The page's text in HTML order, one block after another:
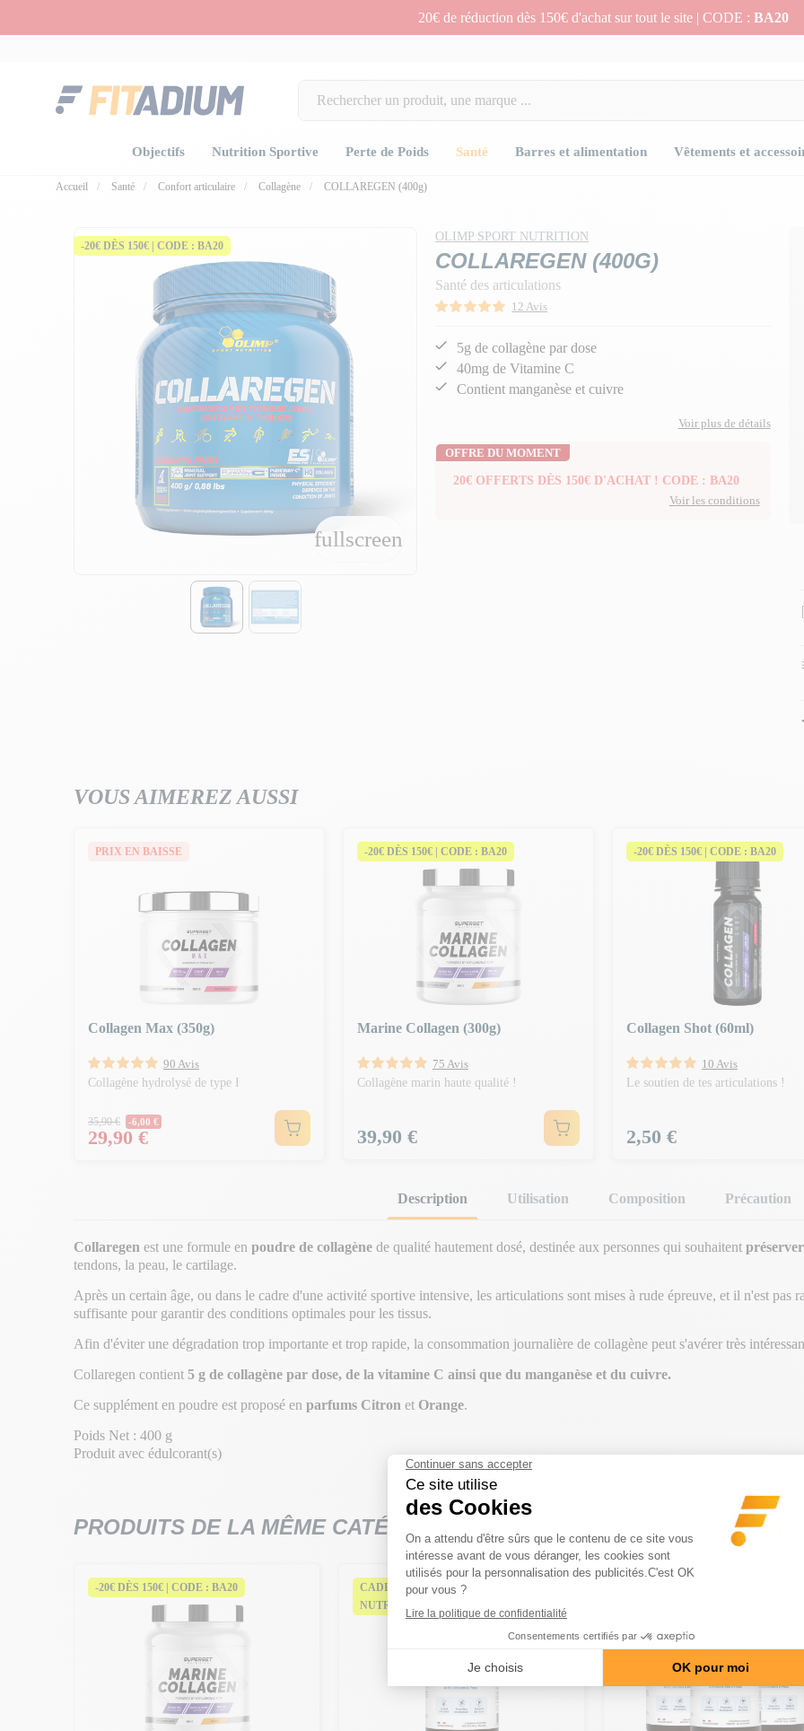
20€ de réduction dès 150€ d'achat sur tout le site | CODE : BA20
Objectifs Nutrition Sportive Perte de Poids Santé Barres et alimentation Vêtements et
Accueil Santé Confort articulaire Collagène COLLAREGEN (400g)
-20€ DÈS 150€ | CODE : BA20
fullscreen
fullscreen
OLIMP SPORT NUTRITION
COLLAREGEN (400G)
Santé des articulations
12 Avis
5g de collagène par dose
40mg de Vitamine C
Contient manganèse et cuivre
Voir plus de détails
OFFRE DU MOMENT
20€ OFFERTS DÈS 150€ D'ACHAT ! CODE : BA20
Voir les conditions
VOUS AIMEREZ AUSSI
PRIX EN BAISSE
Collagen Max (350g)
90 Avis
Collagène hydrolysé de type I
Prix Normal
35,90 € -6,00 €
Prix
29,90 €
-20€ DÈS 150€ | CODE : BA20
Marine Collagen (300g)
75 Avis
Collagène marin haute qualité !
Prix
39,90 €
-20€ DÈS 150€ | CODE : BA20
Collagen Shot (60ml)
10 Avis
Le soutien de tes articulations !
Prix
2,50 €
Description Utilisation Composition Précaution
Collaregen est une formule en poudre de collagène de qualité hautement dosé, destinée aux personnes qui souhaitent
tendons, la peau, le cartilage.
Après un certain âge, ou dans le cadre d'une activité sportive intensive, les articulations sont mises à rude épreuve, et il n'est pas
suffisante pour garantir des conditions optimales pour les tissus.
Afin d'éviter une dégradation trop importante et trop rapide, la consommation journalière de collagène peut s'avérer très
Collaregen contient 5 g de collagène par dose, de la vitamine C ainsi que du manganèse et du cuivre.
Ce supplément en poudre est proposé en parfums Citron et Orange.
Poids Net : 400 g
Produit avec édulcorant(s)
PRODUITS DE LA MÊME CATÉGORIE
-20€ DÈS 150€ | CODE : BA20
CADEAU OFFERT | CODE :
NUTRACLEAR